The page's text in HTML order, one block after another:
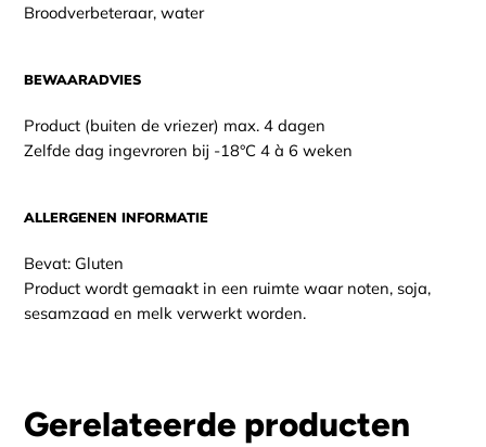
Broodverbeteraar, water
BEWAARADVIES
Product (buiten de vriezer) max. 4 dagen
Zelfde dag ingevroren bij -18°C 4 à 6 weken
ALLERGENEN INFORMATIE
Bevat: Gluten
Product wordt gemaakt in een ruimte waar noten, soja,
sesamzaad en melk verwerkt worden.
Gerelateerde producten